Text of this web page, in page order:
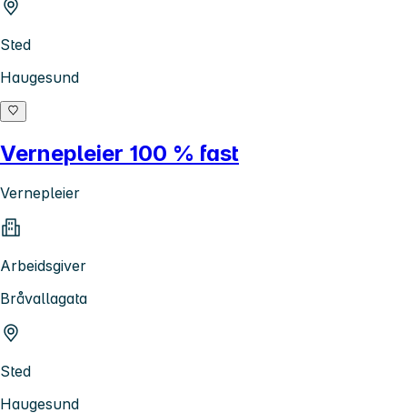
Sted
Haugesund
Vernepleier 100 % fast
Vernepleier
Arbeidsgiver
Bråvallagata
Sted
Haugesund